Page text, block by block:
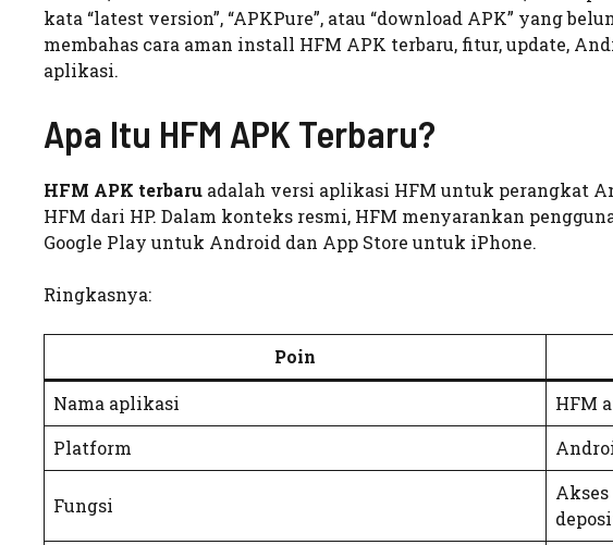
kata “latest version”, “APKPure”, atau “download APK” yang
membahas cara aman install HFM APK terbaru, fitur, update,
aplikasi.
Apa Itu HFM APK Terbaru?
HFM APK terbaru adalah versi aplikasi HFM untuk perangkat
HFM dari HP. Dalam konteks resmi, HFM menyarankan
Google Play untuk Android dan App Store untuk iPhone.
Ringkasnya:
Poin
Nama aplikasi
HFM
Platform
Fungsi